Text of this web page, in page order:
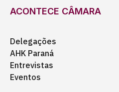
ACONTECE CÂMARA
Delegações
AHK Paraná
Entrevistas
Eventos